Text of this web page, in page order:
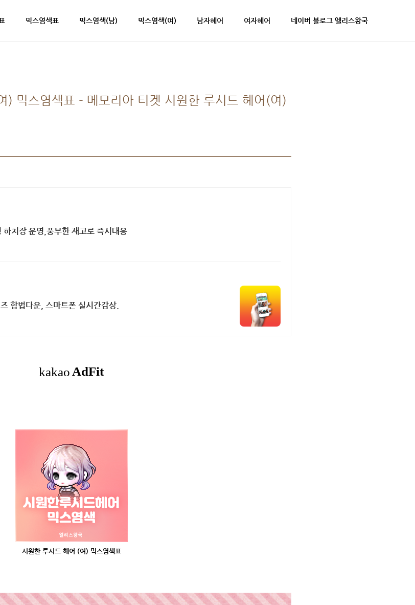
믹스염색표 믹스염색(남) 믹스염색(여) 남자헤어 여자헤어 네이버 블로그 엘리스왕국
) 믹스염색표 - 메모리아 티켓 시원한 루시드 헤어(여)
치장 운영,풍부한 재고로 즉시대응
합법다운, 스마트폰 실시간감상.
시원한 루시드 헤어 (여) 믹스염색표